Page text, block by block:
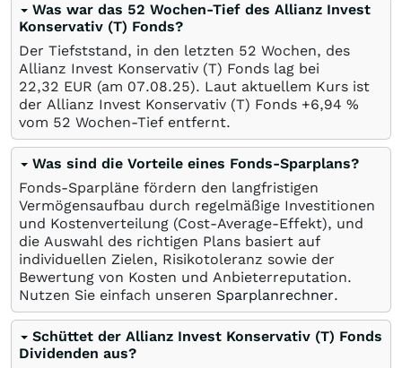
Was war das 52 Wochen-Tief des Allianz Invest
Konservativ (T) Fonds?
Der Tiefststand, in den letzten 52 Wochen, des
Allianz Invest Konservativ (T) Fonds lag bei
22,32 EUR (am 07.08.25). Laut aktuellem Kurs ist
der Allianz Invest Konservativ (T) Fonds +6,94 %
vom 52 Wochen-Tief entfernt.
Was sind die Vorteile eines Fonds-Sparplans?
Fonds-Sparpläne fördern den langfristigen
Vermögensaufbau durch regelmäßige Investitionen
und Kostenverteilung (Cost-Average-Effekt), und
die Auswahl des richtigen Plans basiert auf
individuellen Zielen, Risikotoleranz sowie der
Bewertung von Kosten und Anbieterreputation.
Nutzen Sie einfach unseren Sparplanrechner.
Schüttet der Allianz Invest Konservativ (T) Fonds
Dividenden aus?